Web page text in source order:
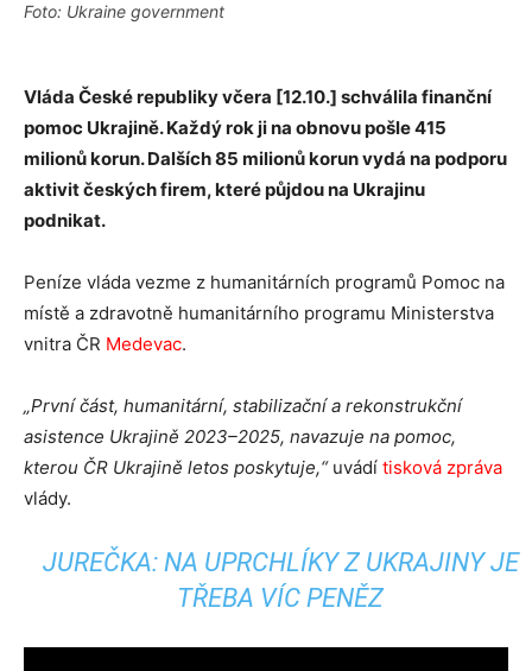
Foto: Ukraine government
Vláda České republiky včera [12.10.] schválila finanční
pomoc Ukrajině. Každý rok ji na obnovu pošle 415
milionů korun. Dalších 85 milionů korun vydá na podporu
aktivit českých firem, které půjdou na Ukrajinu
podnikat.
Peníze vláda vezme z humanitárních programů Pomoc na
místě a zdravotně humanitárního programu Ministerstva
vnitra ČR Medevac.
„První část, humanitární, stabilizační a rekonstrukční
asistence Ukrajině 2023–2025, navazuje na pomoc,
kterou ČR Ukrajině letos poskytuje,“uvádí tisková zpráva
vlády.
JUREČKA: NA UPRCHLÍKY Z UKRAJINY JE
TŘEBA VÍC PENĚZ